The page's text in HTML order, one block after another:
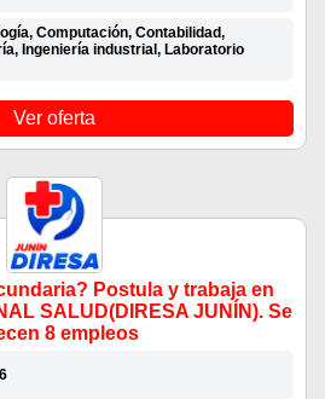
Computación, Contabilidad,
Ingeniería industrial, Laboratorio
Ver oferta
Postula y trabaja en
SALUD(DIRESA JUNÍN). Se
8 empleos